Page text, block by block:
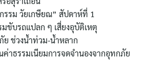
รม วัยเกษียณ” สัปดาห์ที่ 1
ขับรถแปลก ๆ เสี่ยงอุบัติเหตุ
ย ช่วงน้ำท่วม-น้ำหลาก
าธรรมเนียมการจดจำนองจากอุทกภัย